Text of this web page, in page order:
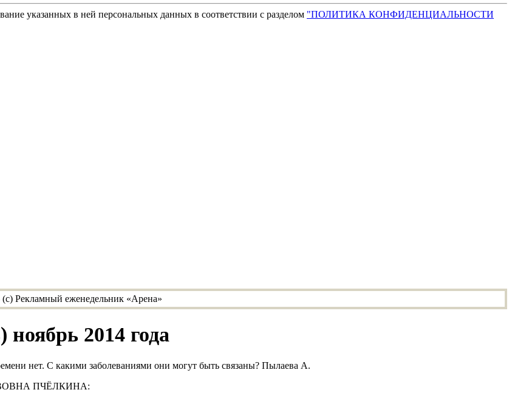
указанных в ней персональных данных в соответствии с разделом "ПОЛИТИКА КОНФИДЕНЦИАЛЬНОСТИ
2014 года
нет. С какими заболеваниями они могут быть связаны? Пылаева А.
ПЧЁЛКИНА: